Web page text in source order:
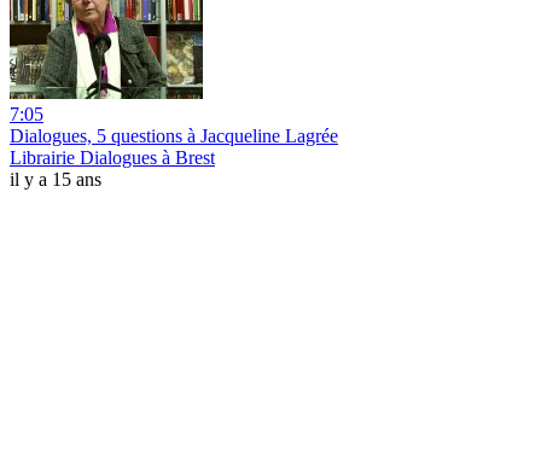
7:05
Dialogues, 5 questions à Jacqueline Lagrée
Librairie Dialogues à Brest
il y a 15 ans